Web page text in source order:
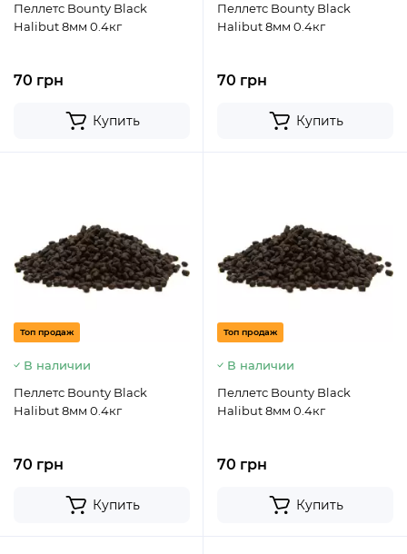
Пеллетс Bounty Black
Halibut 8мм 0.4кг
70 грн
Купить
Пеллетс Bounty Black
Halibut 8мм 0.4кг
70 грн
Купить
Топ продаж
В наличии
Пеллетс Bounty Black
Halibut 8мм 0.4кг
70 грн
Купить
Топ продаж
В наличии
Пеллетс Bounty Black
Halibut 8мм 0.4кг
70 грн
Купить